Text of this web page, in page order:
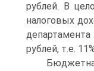
рублей. В
налоговых
рублей, т.е.